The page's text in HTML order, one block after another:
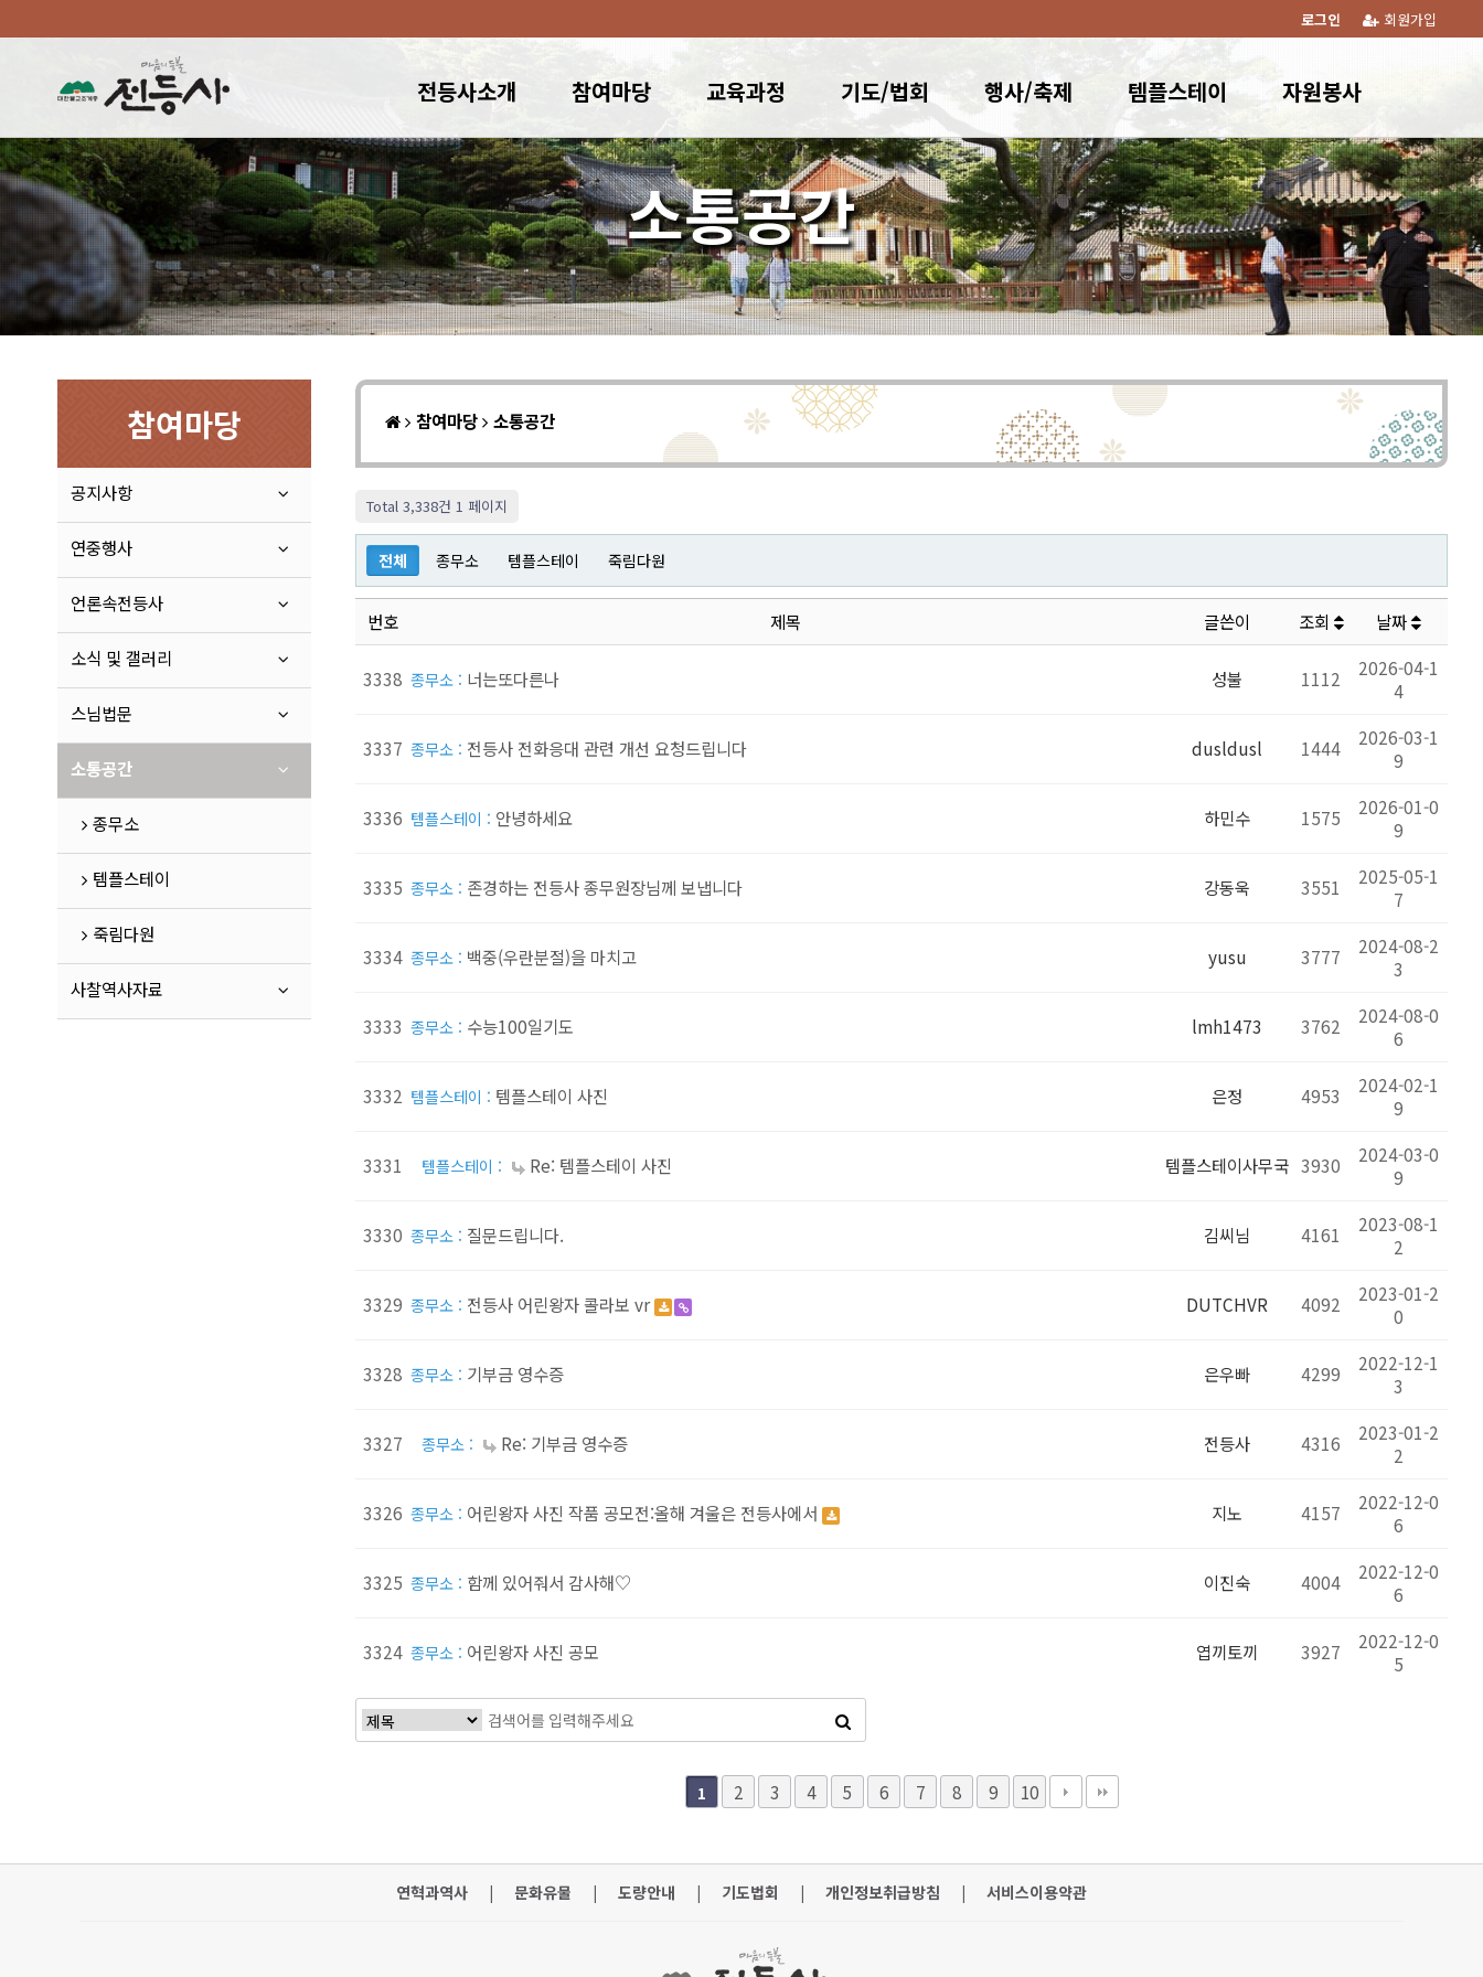
회원가입
로그인
전등사소개 참여마당 교육과정 기도/법회 행사/축제 템플스테이 자원봉사
소통공간
참여마당
공지사항
연중행사
언론속전등사
소식 및 갤러리
스님법문
소통공간
종무소
템플스테이
죽림다원
사찰역사자료
참여마당 소통공간
Total 3,338건 1 페이지
전체 종무소 템플스테이 죽림다원
번호 제목 글쓴이 조회 날짜
3338 종무소 : 너는또다른나 성불 1112
2026-04-1
4
3337 종무소 : 전등사 전화응대 관련 개선 요청드립니다 dusldusl 1444
2026-03-1
9
3336 템플스테이 : 안녕하세요 하민수 1575
2026-01-0
9
3335 종무소 : 존경하는 전등사 종무원장님께 보냅니다 강동욱 3551
2025-05-1
7
3334 종무소 : 백중(우란분절)을 마치고 yusu 3777
2024-08-2
3
3333 종무소 : 수능100일기도 lmh1473 3762
2024-08-0
6
3332 템플스테이 : 템플스테이 사진 은정 4953
2024-02-1
9
3331 템플스테이 : Re: 템플스테이 사진 템플스테이사무국 3930
2024-03-0
9
3330 종무소 : 질문드립니다. 김씨님 4161
2023-08-1
2
3329 종무소 : 전등사 어린왕자 콜라보 vr DUTCHVR 4092
2023-01-2
0
3328 종무소 : 기부금 영수증 은우빠 4299
2022-12-1
3
3327 종무소 : Re: 기부금 영수증 전등사 4316
2023-01-2
2
3326 종무소 : 어린왕자 사진 작품 공모전:올해 겨울은 전등사에서 지노 4157
2022-12-0
6
3325 종무소 : 함께 있어줘서 감사해♡ 이진숙 4004
2022-12-0
6
3324 종무소 : 어린왕자 사진 공모 엽끼토끼 3927
2022-12-0
5
1 2 3 4 5 6 7 8 9 10
연혁과역사 | 문화유물 | 도량안내 | 기도법회 | 개인정보취급방침 | 서비스이용약관